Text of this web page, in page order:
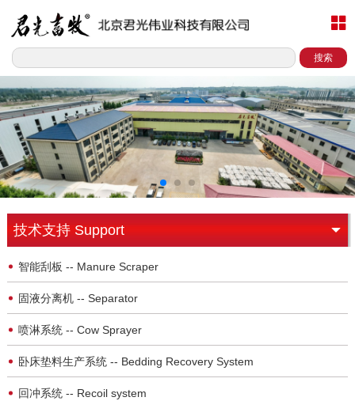
搜索
技术支持 Support
智能刮板 -- Manure Scraper
固液分离机 -- Separator
喷淋系统 -- Cow Sprayer
卧床垫料生产系统 -- Bedding Recovery System
回冲系统 -- Recoil system